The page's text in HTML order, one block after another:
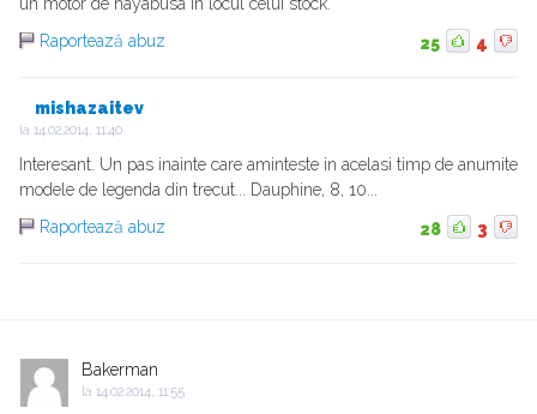
un motor de hayabusa in locul celui stock.
Raportează abuz
25 4
mishazaitev
la 14.02.2014, 11:40
Interesant. Un pas inainte care aminteste in acelasi timp de anumite
modele de legenda din trecut... Dauphine, 8, 10...
Raportează abuz
28 3
Bakerman
la 14.02.2014, 11:55